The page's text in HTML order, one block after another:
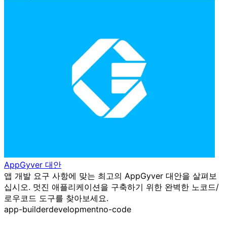
AppGyver 대안
앱 개발 요구 사항에 맞는 최고의 AppGyver 대안을 살펴보
십시오. 멋진 애플리케이션을 구축하기 위한 완벽한 노코드/
로우코드 도구를 찾아보세요.
app-builderdevelopmentno-code